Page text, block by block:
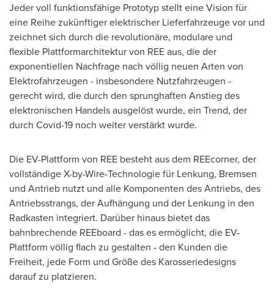
Jeder voll funktionsfähige Prototyp stellt eine Vision für
eine Reihe zukünftiger elektrischer Lieferfahrzeuge vor und
zeichnet sich durch die revolutionäre, modulare und
flexible Plattformarchitektur von REE aus, die der
exponentiellen Nachfrage nach völlig neuen Arten von
Elektrofahrzeugen - insbesondere Nutzfahrzeugen -
gerecht wird, die durch den sprunghaften Anstieg des
elektronischen Handels ausgelöst wurde, ein Trend, der
durch Covid-19 noch weiter verstärkt wurde.
Die EV-Plattform von REE besteht aus dem REEcorner, der
vollständige X-by-Wire-Technologie für Lenkung, Bremsen
und Antrieb nutzt und alle Komponenten des Antriebs, des
Antriebsstrangs, der Aufhängung und der Lenkung in den
Radkasten integriert. Darüber hinaus bietet das
bahnbrechende REEboard - das es ermöglicht, die EV-
Plattform völlig flach zu gestalten - den Kunden die
Freiheit, jede Form und Größe des Karosseriedesigns
darauf zu platzieren.